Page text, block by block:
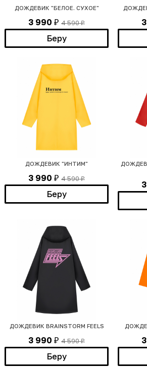
ДОЖДЕВИК "БЕЛОЕ. СУХОЕ"
3 990 ₽ 4 590₽
Беру
ДОЖДЕВИК "ИНТИМ"
3 990 ₽ 4 590₽
Беру
ДОЖДЕВИК BRAINSTORM FEELS
3 990 ₽ 4 590₽
Беру